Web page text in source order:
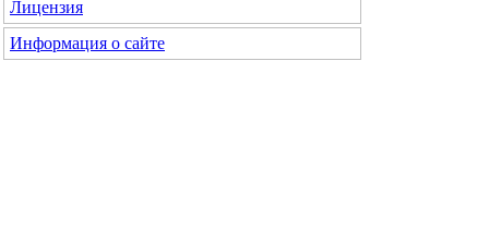
Лицензия
Информация о сайте